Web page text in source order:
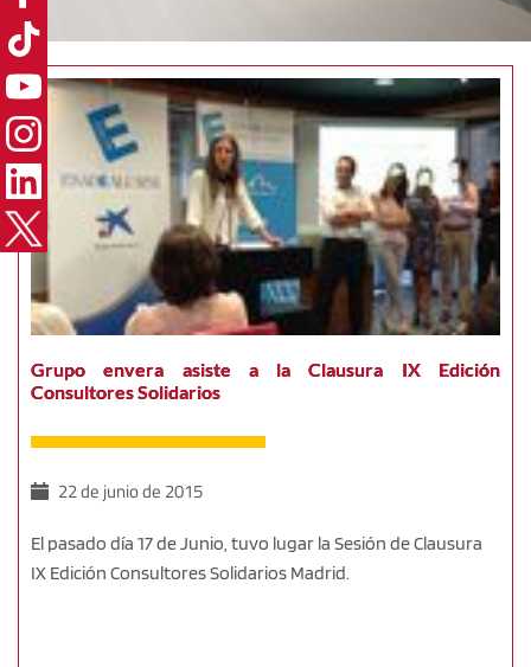
Grupo envera asiste a la Clausura IX Edición
Consultores Solidarios
22 de junio de 2015
El pasado día 17 de Junio, tuvo lugar la Sesión de Clausura
IX Edición Consultores Solidarios Madrid.